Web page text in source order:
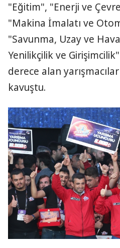
"Eğitim", "Enerji ve
"Makina İmalatı ve
"Savunma, Uzay ve
Yenilikçilik ve
derece alan
kavuştu.